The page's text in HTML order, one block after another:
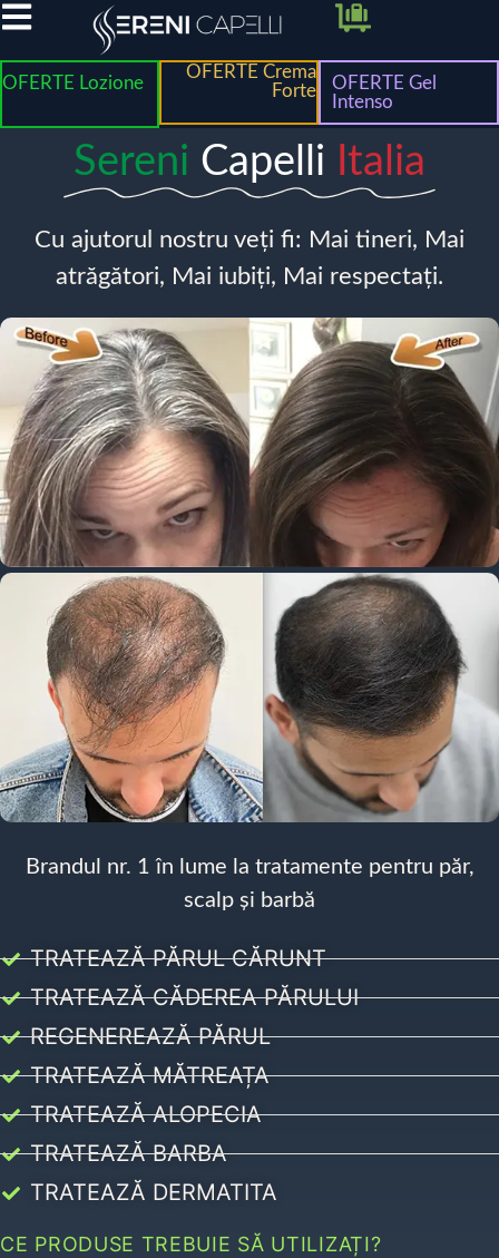
OFERTE Lozione
OFERTE Crema
Forte
OFERTE Gel
Intenso
Sereni Capelli Italia
Cu ajutorul nostru veți fi: Mai tineri, Mai
atrăgători, Mai iubiți, Mai respectați.
Brandul nr. 1 în lume la tratamente pentru păr,
scalp și barbă
TRATEAZĂ PĂRUL CĂRUNT
TRATEAZĂ CĂDEREA PĂRULUI
REGENEREAZĂ PĂRUL
TRATEAZĂ MĂTREAȚA
TRATEAZĂ ALOPECIA
TRATEAZĂ BARBA
TRATEAZĂ DERMATITA
CE PRODUSE TREBUIE SĂ UTILIZAȚI?